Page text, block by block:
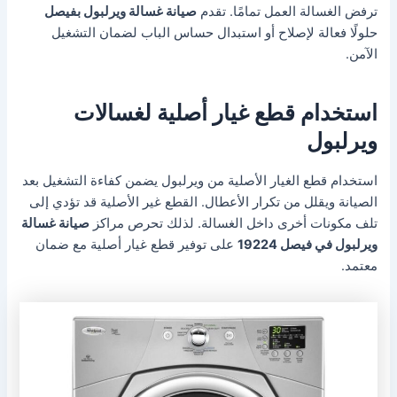
ترفض الغسالة العمل تمامًا. تقدمصيانة غسالة ويرلبول بفيصل
حلولًا فعالة لإصلاح أو استبدال حساس الباب لضمان التشغيل
الآمن.
استخدام قطع غيار أصلية لغسالات
ويرلبول
استخدام قطع الغيار الأصلية من ويرلبول يضمن كفاءة التشغيل بعد
الصيانة ويقلل من تكرار الأعطال. القطع غير الأصلية قد تؤدي إلى
تلف مكونات أخرى داخل الغسالة. لذلك تحرص مراكزصيانة غسالة
ويرلبول في فيصل 19224
على توفير قطع غيار أصلية مع ضمان
معتمد.